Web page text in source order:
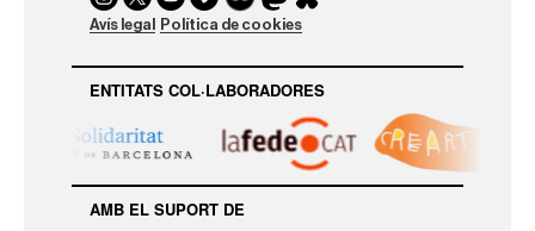
Avís legal Política de cookies
ENTITATS COL·LABORADORES
AMB EL SUPORT DE